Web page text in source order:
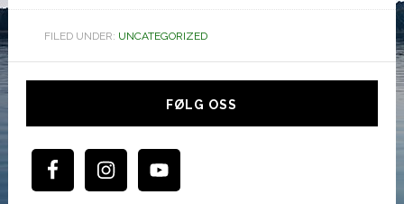
FILED UNDER: UNCATEGORIZED
Hoved
sidebar
FØLG OSS